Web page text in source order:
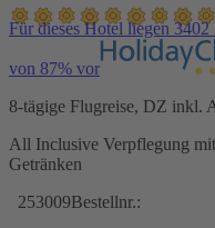
Für dieses Hotel liegen
von 87% vor
8-tägige Flugreise, DZ inkl.
All Inclusive Verpflegung
Getränken
253009Bestellnr.: